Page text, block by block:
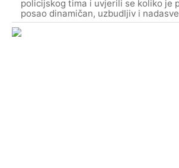
policijskog tima i uvjerili se koliko je
posao dinamičan, uzbudljiv i